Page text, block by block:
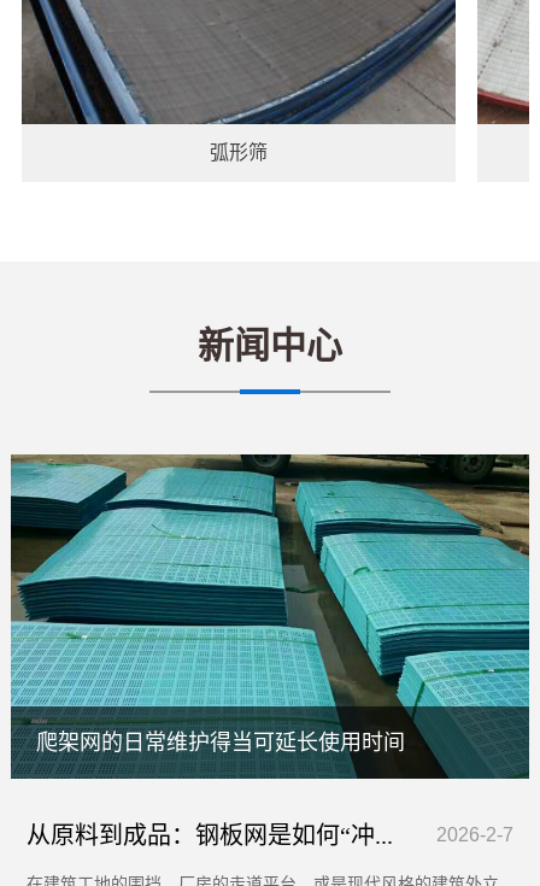
弧形筛
棒条筛板矿筛网
新闻中心
爬架网的日常维护得当可延长使用时间
2026-2-7
从原料到成品：钢板网是如何“冲...